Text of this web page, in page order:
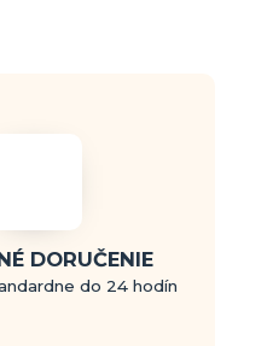
DORUČENIE
do 24 hodín